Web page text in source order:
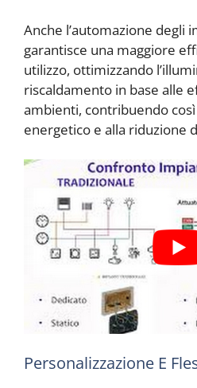
Anche l’automazione degli
garantisce una maggiore
utilizzo, ottimizzando
riscaldamento in base alle
ambienti, contribuendo
energetico e alla riduzione
Personalizzazione E